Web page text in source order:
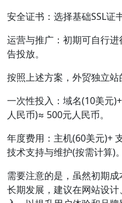
安全证书：选择基础SSL证
运营与推广：初期可自行
告投放。
按照上述方案，外贸独立站
一次性投入：域名(10美元
人民币)≈ 500元人民币。
年度费用：主机(60美元)+
技术支持与维护(按需计算)。
需要注意的是，虽然初期
长期发展，建议在网站设